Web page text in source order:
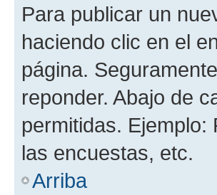
Para publicar un
haciendo clic en el
página.
reponder. Abajo de
permitidas.
las encuestas, etc.
Arriba